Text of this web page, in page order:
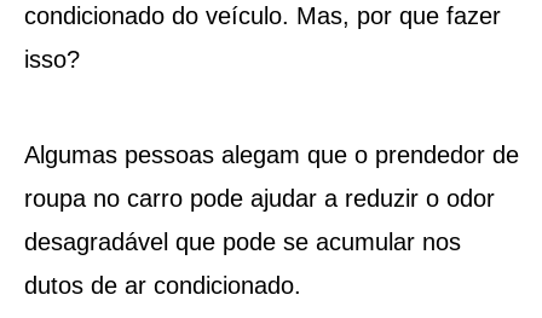
condicionado do veículo. Mas, por que fazer
isso?
Algumas pessoas alegam que o prendedor de
roupa no carro pode ajudar a reduzir o odor
desagradável que pode se acumular nos
dutos de ar condicionado.